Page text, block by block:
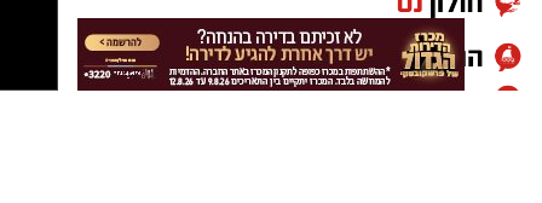
בקוצר רוח להתחיל את העונה העשירית שלי
במכבי ראשון לציון – מועדון שהפך מזמן לבית שלי.
המטרה תמיד הייתה ונשארה לזכות בתארים.